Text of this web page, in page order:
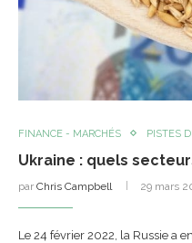
FINANCE - MARCHÉS PISTES
Ukraine : quels
par Chris Campbell 29 mars
Le 24 février 2022, la Russie a